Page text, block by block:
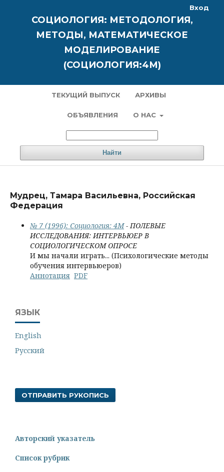
СОЦИОЛОГИЯ: МЕТОДОЛОГИЯ,
МЕТОДЫ, МАТЕМАТИЧЕСКОЕ
МОДЕЛИРОВАНИЕ
(СОЦИОЛОГИЯ:4М)
ТЕКУЩИЙ ВЫПУСК АРХИВЫ
ОБЪЯВЛЕНИЯ О НАС
Найти
Вход
Мудрец, Тамара Васильевна, Российская
Федерация
№ 7 (1996): Социология: 4М- ПОЛЕВЫЕ
ИССЛЕДОВАНИЯ: ИНТЕРВЬЮЕР В
СОЦИОЛОГИЧЕСКОМ ОПРОСЕ
И мы начали играть... (Психологические методы
обучения интервьюеров)
Аннотация PDF
ЯЗЫК
English
Русский
ОТПРАВИТЬ РУКОПИСЬ
Авторский указатель
Список рубрик